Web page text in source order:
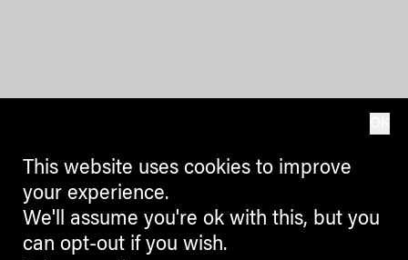
This website uses cookies to improve
your experience.
We'll assume you're ok with this, but you
can opt-out if you wish.